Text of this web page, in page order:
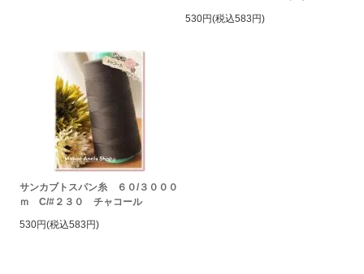
530円(税込583円)
サンカブトスパン糸 ６０/３０００
ｍ C/#２３０ チャコール
530円(税込583円)